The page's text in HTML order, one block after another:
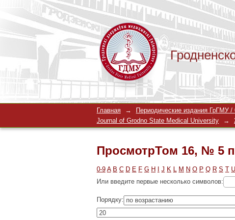
ПросмотрТом 16, № 5
Главная → Периодические издания ГрГМУ
Journal of Grodno State Medical University
→
ПросмотрТом 16, № 5
0-9 A B C D E F G H J K L M N O P Q R S T U
Или введите первые несколько символов:
Порядку: